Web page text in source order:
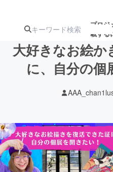
プロジ
載する
ターン
ジェクト
アート・写真
テクノロジー・ガジ
大好きなお絵か
に、自分の個